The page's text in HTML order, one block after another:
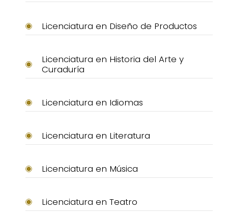
Licenciatura en Diseño de Productos
Licenciatura en Historia del Arte y
Curaduría
Licenciatura en Idiomas
Licenciatura en Literatura
Licenciatura en Música
Licenciatura en Teatro